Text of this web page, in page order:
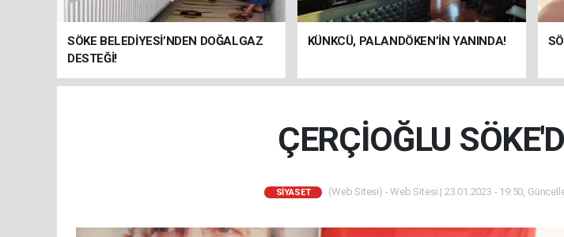
SÖKE BELEDİYESİ’NDEN DOĞALGAZ
DESTEĞİ!
KÜNKCÜ, PALANDÖKEN’İN YANINDA!
ÇERÇİOĞLU
SİYASET (Web Sitesi) - Web Sitesi | 23.01.2023 - 19:50,